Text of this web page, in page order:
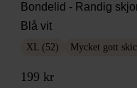
Bondelid - Randig
Blå vit
XL (52) Mycket gott
199 kr